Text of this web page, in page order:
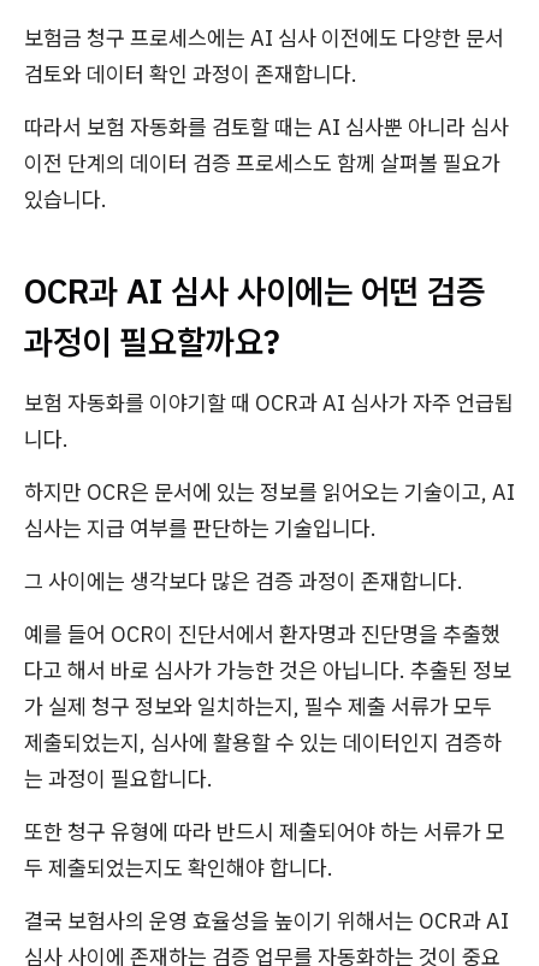
보험금 청구 프로세스에는 AI 심사 이전에도 다양한 문서
검토와 데이터 확인 과정이 존재합니다.
따라서 보험 자동화를 검토할 때는 AI 심사뿐 아니라 심사
이전 단계의 데이터 검증 프로세스도 함께 살펴볼 필요가
있습니다.
OCR과 AI 심사 사이에는 어떤 검증
과정이 필요할까요?
보험 자동화를 이야기할 때 OCR과 AI 심사가 자주 언급됩
니다.
하지만 OCR은 문서에 있는 정보를 읽어오는 기술이고, AI
심사는 지급 여부를 판단하는 기술입니다.
그 사이에는 생각보다 많은 검증 과정이 존재합니다.
예를 들어 OCR이 진단서에서 환자명과 진단명을 추출했
다고 해서 바로 심사가 가능한 것은 아닙니다. 추출된 정보
가 실제 청구 정보와 일치하는지, 필수 제출 서류가 모두
제출되었는지, 심사에 활용할 수 있는 데이터인지 검증하
는 과정이 필요합니다.
또한 청구 유형에 따라 반드시 제출되어야 하는 서류가 모
두 제출되었는지도 확인해야 합니다.
결국 보험사의 운영 효율성을 높이기 위해서는 OCR과 AI
심사 사이에 존재하는 검증 업무를 자동화하는 것이 중요